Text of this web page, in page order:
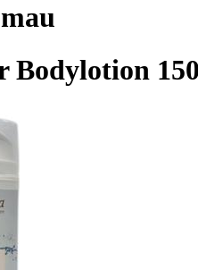
Bodylotion